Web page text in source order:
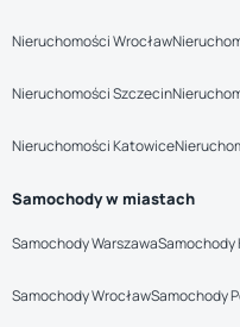
Nieruchomości Wrocław
Nieruchomości Szczecin
Nieruchomości Katowice
Samochody w miastach
Samochody WarszawaSamochody
Samochody WrocławSamochody